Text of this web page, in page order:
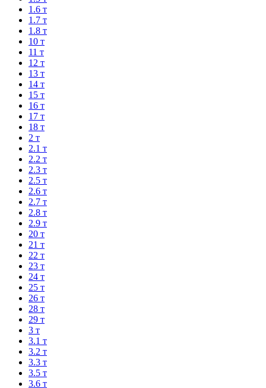
1.6 т
1.7 т
1.8 т
10 т
11 т
12 т
13 т
14 т
15 т
16 т
17 т
18 т
2 т
2.1 т
2.2 т
2.3 т
2.5 т
2.6 т
2.7 т
2.8 т
2.9 т
20 т
21 т
22 т
23 т
24 т
25 т
26 т
28 т
29 т
3 т
3.1 т
3.2 т
3.3 т
3.5 т
3.6 т